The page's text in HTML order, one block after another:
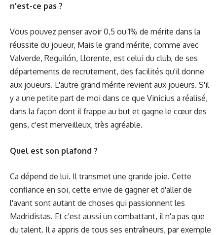
n'est-ce pas ?
Vous pouvez penser avoir 0,5 ou 1% de mérite dans la
réussite du joueur, Mais le grand mérite, comme avec
Valverde, Reguilón, Llorente, est celui du club, de ses
départements de recrutement, des facilités qu'il donne
aux joueurs. L'autre grand mérite revient aux joueurs. S'il
y a une petite part de moi dans ce que Vinicius a réalisé,
dans la façon dont il frappe au but et gagne le cœur des
gens, c'est merveilleux, très agréable.
Quel est son plafond ?
Ca dépend de lui. Il transmet une grande joie. Cette
confiance en soi, cette envie de gagner et d'aller de
l'avant sont autant de choses qui passionnent les
Madridistas. Et c'est aussi un combattant, il n'a pas que
du talent. Il a appris de tous ses entraîneurs, par exemple